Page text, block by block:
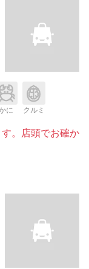
に クルミ
。店頭でお確か